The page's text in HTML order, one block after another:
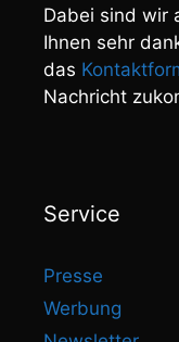
Dabei sind wir
Ihnen sehr
das
Nachricht
Service
Presse
Werbung